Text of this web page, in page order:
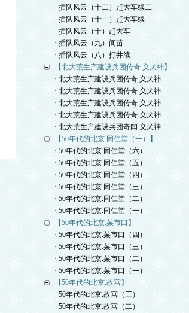
· 插队风云（十二）赶大车续二
· 插队风云（十一）赶大车续
· 插队风云（十）赶大车
· 插队风云（九）间苗
· 插队风云（八）打井续
【北大荒生产建设兵团传奇.义犬神】
· 北大荒生产建设兵团传奇.义犬神
· 北大荒生产建设兵团传奇.义犬神
· 北大荒生产建设兵团传奇.义犬神
· 北大荒生产建设兵团传奇.义犬神
· 北大荒生产建设兵团奇闻.义犬神
【50年代的北京.同仁堂（一）】
· 50年代的北京.同仁堂（六）
· 50年代的北京.同仁堂（五）
· 50年代的北京.同仁堂（四）
· 50年代的北京.同仁堂（三）
· 50年代的北京.同仁堂（二）
· 50年代的北京.同仁堂（一）
【50年代的北京.菜市口】
· 50年代的北京.菜市口（四）
· 50年代的北京.菜市口（三）
· 50年代的北京.菜市口（二）
· 50年代的北京.菜市口（一）
【50年代的北京.故宫】
· 50年代的北京.故宫（三）
· 50年代的北京.故宫（二）